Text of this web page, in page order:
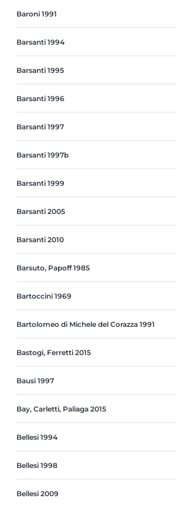
Baroni 1991
Barsanti 1994
Barsanti 1995
Barsanti 1996
Barsanti 1997
Barsanti 1997b
Barsanti 1999
Barsanti 2005
Barsanti 2010
Barsuto, Papoff 1985
Bartoccini 1969
Bartolomeo di Michele del Corazza 1991
Bastogi, Ferretti 2015
Bausi 1997
Bay, Carletti, Paliaga 2015
Bellesi 1994
Bellesi 1998
Bellesi 2009